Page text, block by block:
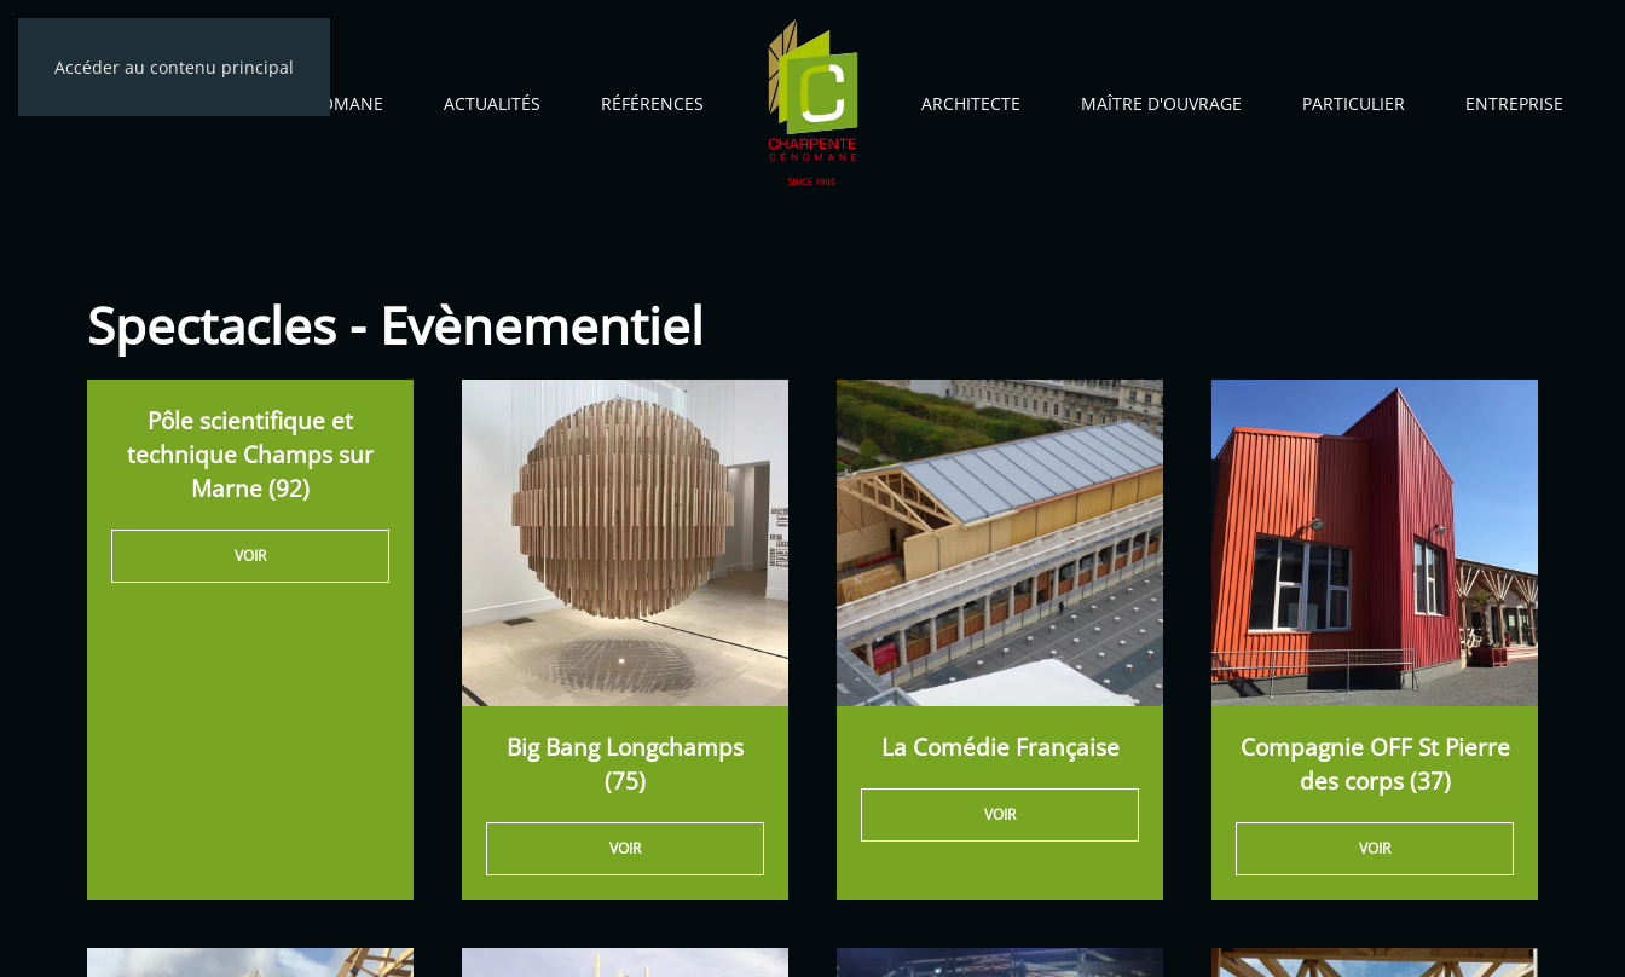
Accéder au contenu principal
CÉNOMANE ACTUALITÉS RÉFÉRENCES ARCHITECTE MAÎTRE D'OUVRAGE PARTICULIER ENTREPRISE
Spectacles - Evènementiel
Pôle scientifique et
technique Champs sur
Marne (92)
VOIR
Big Bang Longchamps
(75)
VOIR
La Comédie Française
VOIR
Compagnie OFF St Pierre
des corps (37)
VOIR